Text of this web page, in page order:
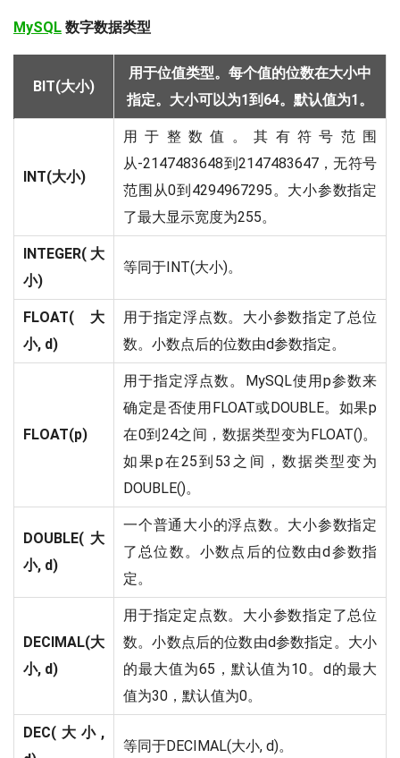
MySQL 数字数据类型
BIT(大小)
用于位值类型。每个值的位数在大小中
指定。大小可以为1到64。默认值为1。
INT(大小)
用于整数值。其有符号范围
从-2147483648到2147483647，无符号
范围从0到4294967295。大小参数指定
了最大显示宽度为255。
INTEGER(大
小)
等同于INT(大小)。
FLOAT(大
小, d)
用于指定浮点数。大小参数指定了总位
数。小数点后的位数由d参数指定。
FLOAT(p)
用于指定浮点数。MySQL使用p参数来
确定是否使用FLOAT或DOUBLE。如果p
在0到24之间，数据类型变为FLOAT()。
如果p在25到53之间，数据类型变为
DOUBLE()。
DOUBLE(大
小, d)
一个普通大小的浮点数。大小参数指定
了总位数。小数点后的位数由d参数指
定。
DECIMAL(大
小, d)
用于指定定点数。大小参数指定了总位
数。小数点后的位数由d参数指定。大小
的最大值为65，默认值为10。d的最大
值为30，默认值为0。
DEC(大小,
等同于DECIMAL(大小, d)。